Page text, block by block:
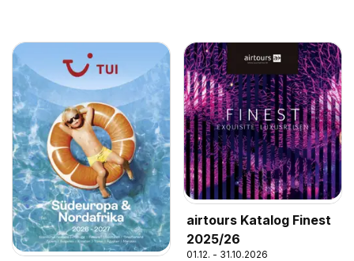
airtours Katalog Finest
2025/26
01.12. - 31.10.2026